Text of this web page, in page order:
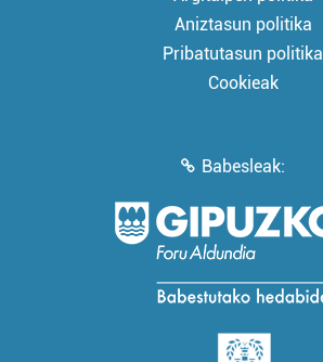
Aniztasun politika
Pribatutasun politika
Cookieak
Babesleak: